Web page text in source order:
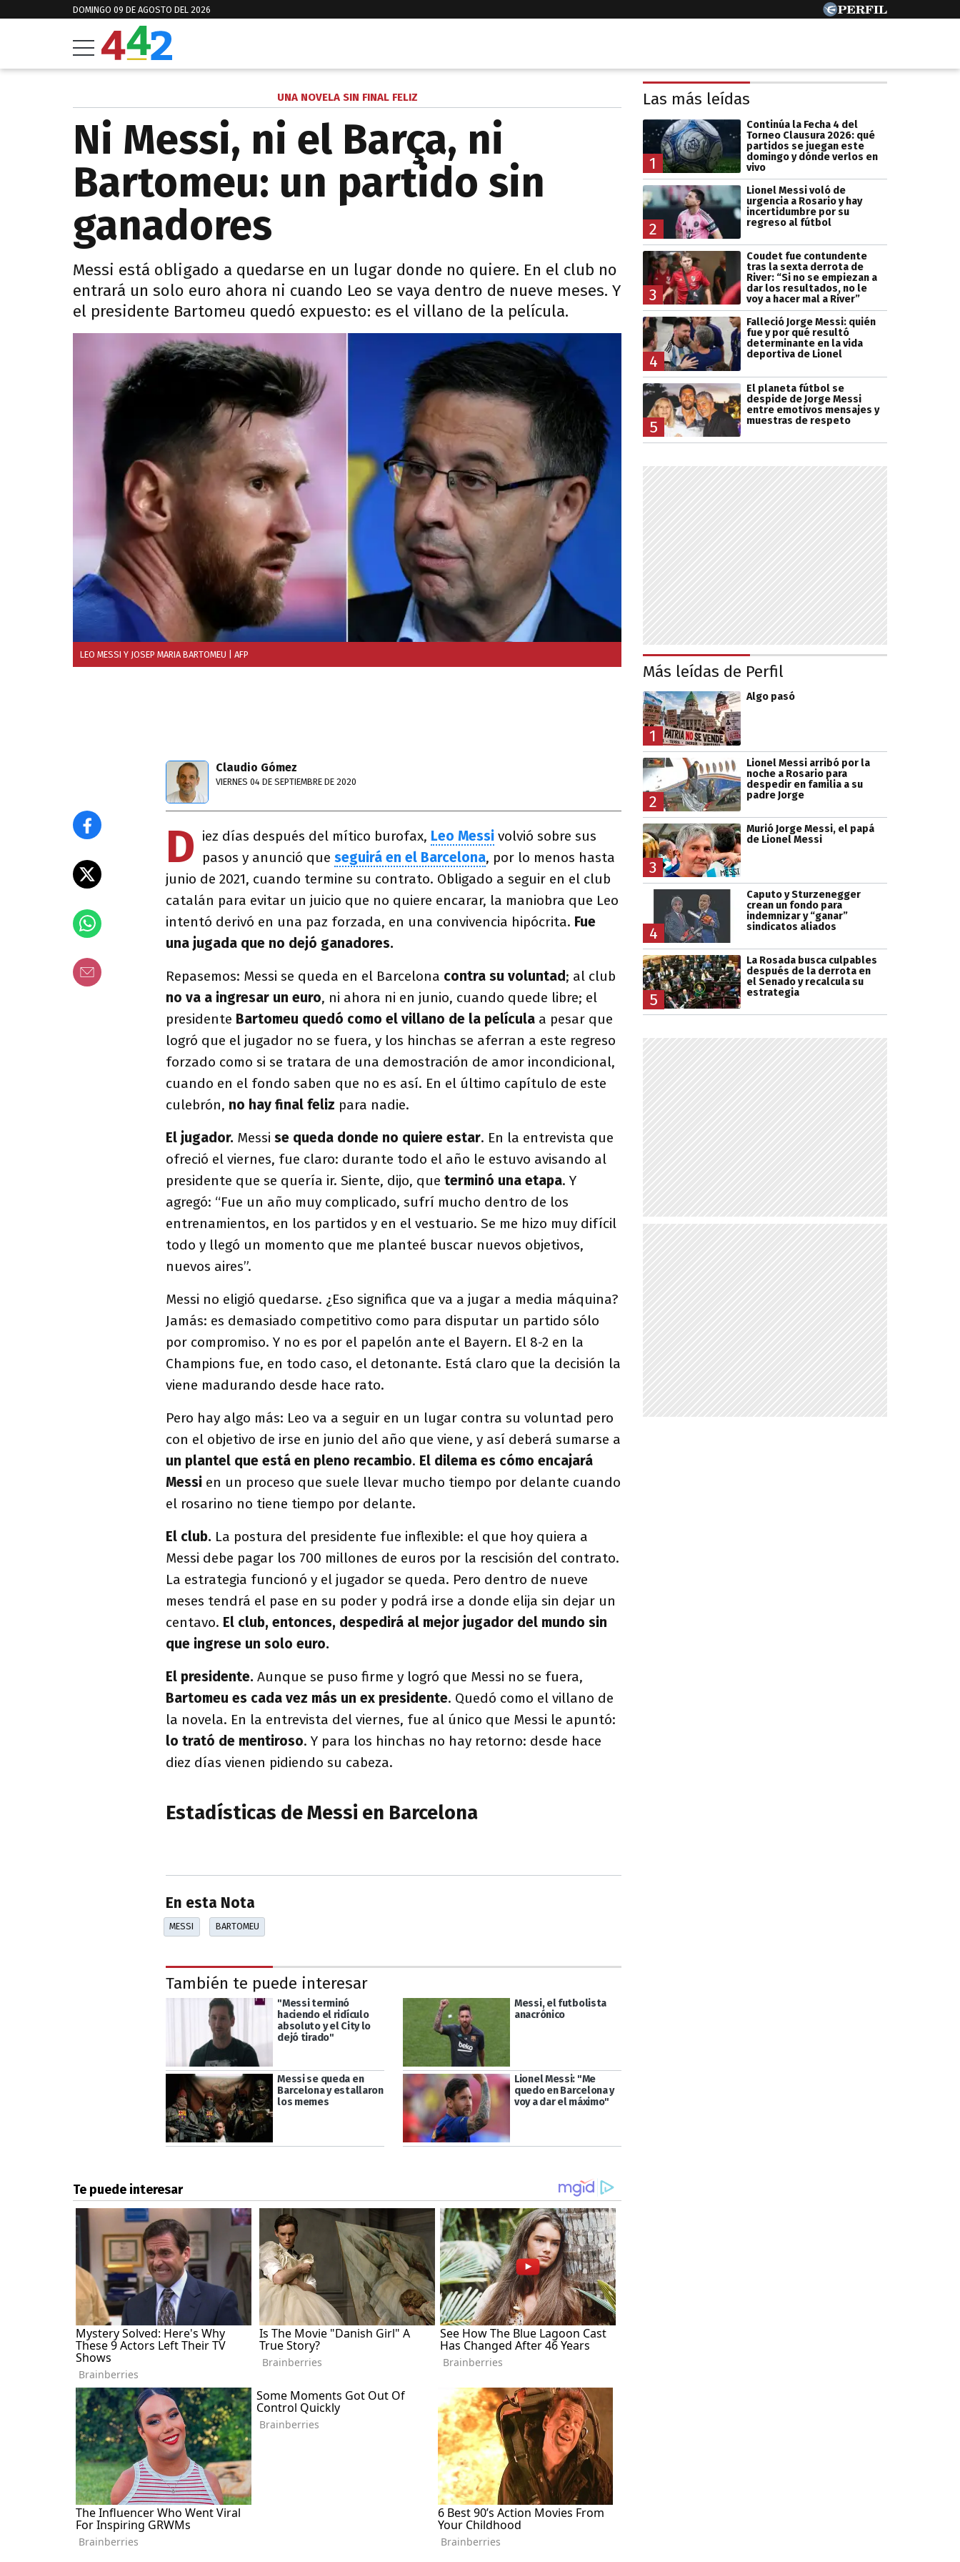
DOMINGO 09 DE AGOSTO DEL 2026
UNA NOVELA SIN FINAL FELIZ
Ni Messi, ni el Barça, ni
Bartomeu: un partido sin
ganadores
Messi está obligado a quedarse en un lugar donde no quiere. En el club no
entrará un solo euro ahora ni cuando Leo se vaya dentro de nueve meses. Y
el presidente Bartomeu quedó expuesto: es el villano de la película.
LEO MESSI Y JOSEP MARIA BARTOMEU | AFP
Claudio Gómez
VIERNES 04 DE SEPTIEMBRE DE 2020
D iez días después del mítico burofax, Leo Messi volvió sobre sus
pasos y anunció que seguirá en el Barcelona, por lo menos hasta
junio de 2021, cuando termine su contrato. Obligado a seguir en el club
catalán para evitar un juicio que no quiere encarar, la maniobra que Leo
intentó derivó en una paz forzada, en una convivencia hipócrita. Fue
una jugada que no dejó ganadores.
Repasemos: Messi se queda en el Barcelona contra su voluntad; al club
no va a ingresar un euro, ni ahora ni en junio, cuando quede libre; el
presidente Bartomeu quedó como el villano de la película a pesar que
logró que el jugador no se fuera, y los hinchas se aferran a este regreso
forzado como si se tratara de una demostración de amor incondicional,
cuando en el fondo saben que no es así. En el último capítulo de este
culebrón, no hay final feliz para nadie.
El jugador. Messi se queda donde no quiere estar. En la entrevista que
ofreció el viernes, fue claro: durante todo el año le estuvo avisando al
presidente que se quería ir. Siente, dijo, que terminó una etapa. Y
agregó: “Fue un año muy complicado, sufrí mucho dentro de los
entrenamientos, en los partidos y en el vestuario. Se me hizo muy difícil
todo y llegó un momento que me planteé buscar nuevos objetivos,
nuevos aires”.
Messi no eligió quedarse. ¿Eso significa que va a jugar a media máquina?
Jamás: es demasiado competitivo como para disputar un partido sólo
por compromiso. Y no es por el papelón ante el Bayern. El 8-2 en la
Champions fue, en todo caso, el detonante. Está claro que la decisión la
viene madurando desde hace rato.
Pero hay algo más: Leo va a seguir en un lugar contra su voluntad pero
con el objetivo de irse en junio del año que viene, y así deberá sumarse a
un plantel que está en pleno recambio. El dilema es cómo encajará
Messi en un proceso que suele llevar mucho tiempo por delante cuando
el rosarino no tiene tiempo por delante.
El club. La postura del presidente fue inflexible: el que hoy quiera a
Messi debe pagar los 700 millones de euros por la rescisión del contrato.
La estrategia funcionó y el jugador se queda. Pero dentro de nueve
meses tendrá el pase en su poder y podrá irse a donde elija sin dejar un
centavo. El club, entonces, despedirá al mejor jugador del mundo sin
que ingrese un solo euro.
El presidente. Aunque se puso firme y logró que Messi no se fuera,
Bartomeu es cada vez más un ex presidente. Quedó como el villano de
la novela. En la entrevista del viernes, fue al único que Messi le apuntó:
lo trató de mentiroso. Y para los hinchas no hay retorno: desde hace
diez días vienen pidiendo su cabeza.
Estadísticas de Messi en Barcelona
En esta Nota
MESSI BARTOMEU
También te puede interesar
"Messi terminó
haciendo el ridículo
absoluto y el City lo
dejó tirado"
Messi, el futbolista
anacrónico
Messi se queda en
Barcelona y estallaron
los memes
Lionel Messi: "Me
quedo en Barcelona y
voy a dar el máximo"
Las más leídas
1
Continúa la Fecha 4 del
Torneo Clausura 2026: qué
partidos se juegan este
domingo y dónde verlos en
vivo
2
Lionel Messi voló de
urgencia a Rosario y hay
incertidumbre por su
regreso al fútbol
3
Coudet fue contundente
tras la sexta derrota de
River: “Si no se empiezan a
dar los resultados, no le
voy a hacer mal a River”
4
Falleció Jorge Messi: quién
fue y por qué resultó
determinante en la vida
deportiva de Lionel
5
El planeta fútbol se
despide de Jorge Messi
entre emotivos mensajes y
muestras de respeto
Más leídas de Perfil
1
Algo pasó
2
Lionel Messi arribó por la
noche a Rosario para
despedir en familia a su
padre Jorge
3
Murió Jorge Messi, el papá
de Lionel Messi
4
Caputo y Sturzenegger
crean un fondo para
indemnizar y “ganar”
sindicatos aliados
5
La Rosada busca culpables
después de la derrota en
el Senado y recalcula su
estrategia